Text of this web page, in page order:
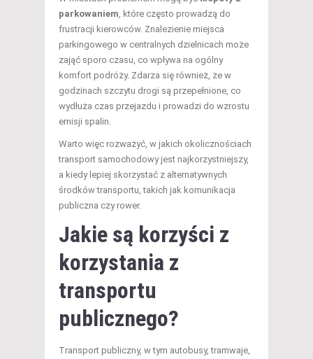
parkowaniem , które często prowadzą do
frustracji kierowców. Znalezienie miejsca
parkingowego w centralnych dzielnicach może
zająć sporo czasu, co wpływa na ogólny
komfort podróży. Zdarza się również, że w
godzinach szczytu drogi są przepełnione, co
wydłuża czas przejazdu i prowadzi do wzrostu
emisji spalin.
Warto więc rozważyć, w jakich okolicznościach
transport samochodowy jest najkorzystniejszy,
a kiedy lepiej skorzystać z alternatywnych
środków transportu, takich jak komunikacja
publiczna czy rower.
Jakie są korzyści z
korzystania z
transportu
publicznego?
Transport publiczny, w tym autobusy, tramwaje,